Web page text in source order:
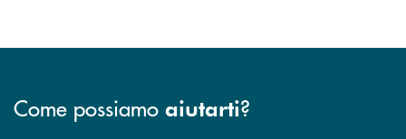
Come possiamo aiutarti?